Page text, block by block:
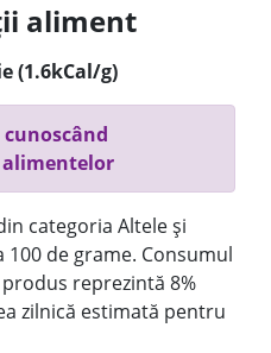
aliment
(1.6kCal/g)
categoria Altele și
de grame. Consumul
reprezintă 8%
zilnică estimată pentru